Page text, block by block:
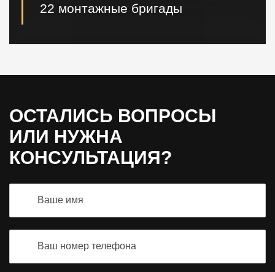
22 монтажные бригады
ОСТАЛИСЬ ВОПРОСЫ
ИЛИ НУЖНА
КОНСУЛЬТАЦИЯ?